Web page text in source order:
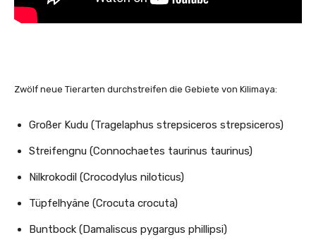
Zwölf neue Tierarten durchstreifen die Gebiete von Kilimaya:
Großer Kudu (Tragelaphus strepsiceros strepsiceros)
Streifengnu (Connochaetes taurinus taurinus)
Nilkrokodil (Crocodylus niloticus)
Tüpfelhyäne (Crocuta crocuta)
Buntbock (Damaliscus pygargus phillipsi)